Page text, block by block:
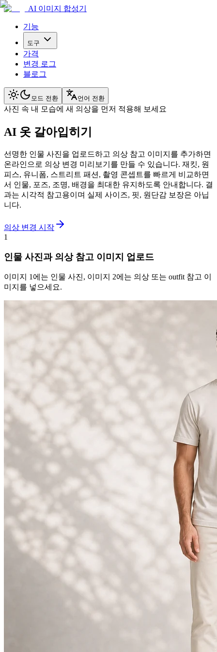
AI 이미지 합성기
기능
도구
가격
변경 로그
블로그
모드 전환 언어 전환
사진 속 내 모습에 새 의상을 먼저 적용해 보세요
AI 옷 갈아입히기
선명한 인물 사진을 업로드하고 의상 참고 이미지를 추가하면
온라인으로 의상 변경 미리보기를 만들 수 있습니다. 재킷, 원
피스, 유니폼, 스트리트 패션, 촬영 콘셉트를 빠르게 비교하면
서 인물, 포즈, 조명, 배경을 최대한 유지하도록 안내합니다. 결
과는 시각적 참고용이며 실제 사이즈, 핏, 원단감 보장은 아닙
니다.
의상 변경 시작
1
인물 사진과 의상 참고 이미지 업로드
이미지 1에는 인물 사진, 이미지 2에는 의상 또는 outfit 참고 이
미지를 넣으세요.